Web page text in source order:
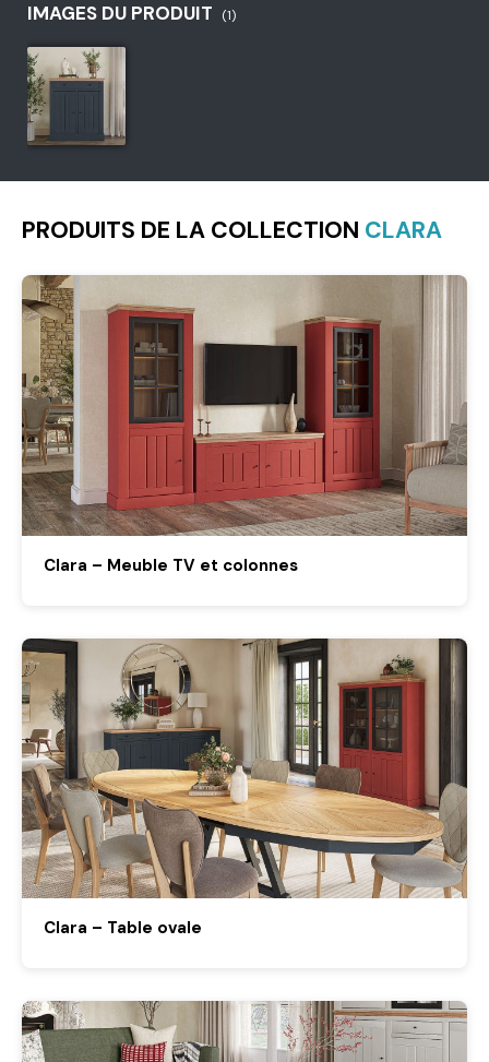
IMAGES DU PRODUIT (1)
PRODUITS DE LA COLLECTION CLARA
Clara – Meuble TV et colonnes
Clara – Table ovale